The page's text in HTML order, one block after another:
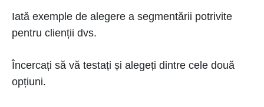
Iată exemple de alegere a segmentării potrivite
pentru clienții dvs.
Încercați să vă testați și alegeți dintre cele două
opțiuni.